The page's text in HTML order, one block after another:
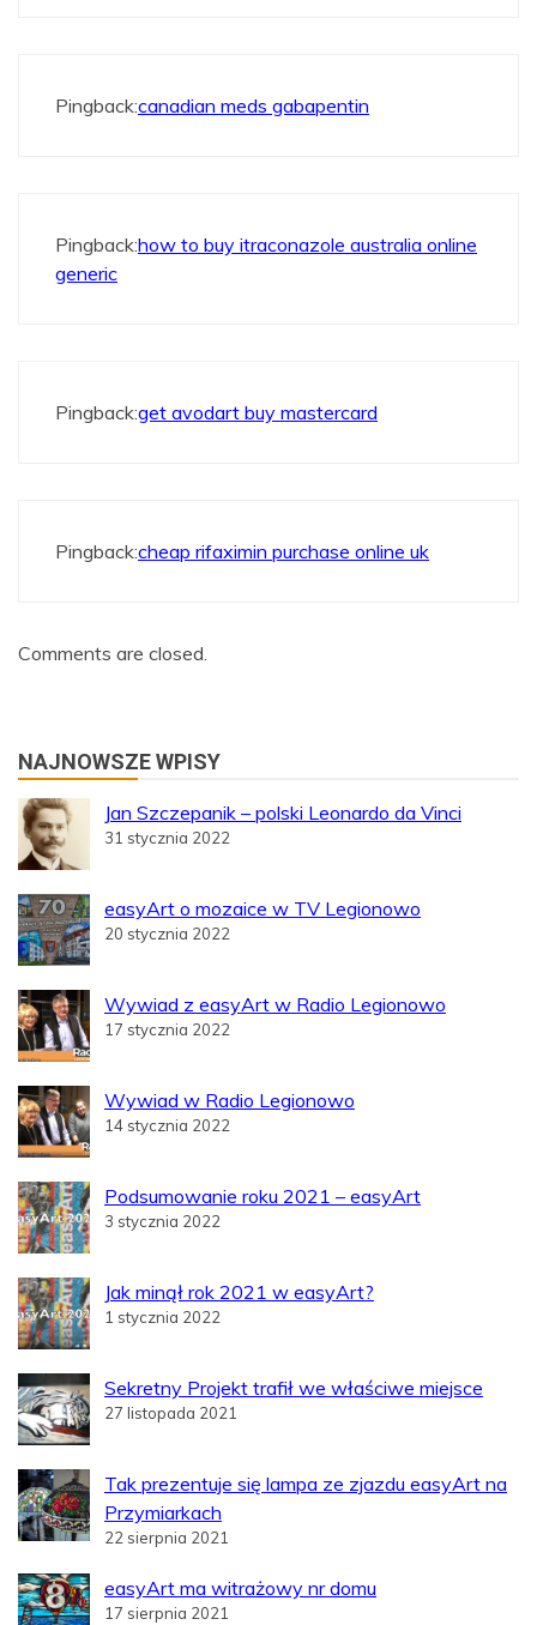
Pingback:canadian meds gabapentin
Pingback:how to buy itraconazole australia online
generic
Pingback:get avodart buy mastercard
Pingback:cheap rifaximin purchase online uk
Comments are closed.
NAJNOWSZE WPISY
Jan Szczepanik – polski Leonardo da Vinci
31 stycznia 2022
easyArt o mozaice w TV Legionowo
20 stycznia 2022
Wywiad z easyArt w Radio Legionowo
17 stycznia 2022
Wywiad w Radio Legionowo
14 stycznia 2022
Podsumowanie roku 2021 – easyArt
3 stycznia 2022
Jak minął rok 2021 w easyArt?
1 stycznia 2022
Sekretny Projekt trafił we właściwe miejsce
27 listopada 2021
Tak prezentuje się lampa ze zjazdu easyArt na
Przymiarkach
22 sierpnia 2021
easyArt ma witrażowy nr domu
17 sierpnia 2021